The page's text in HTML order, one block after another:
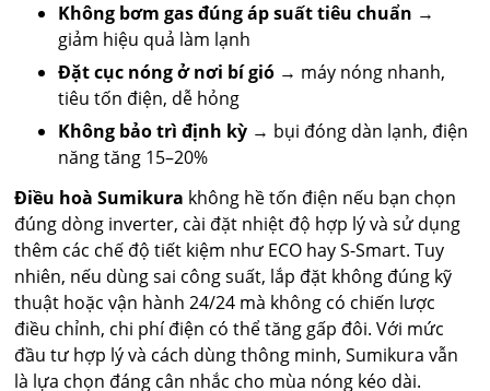
Không bơm gas đúng áp suất tiêu chuẩn →
giảm hiệu quả làm lạnh
Đặt cục nóng ở nơi bí gió → máy nóng nhanh,
tiêu tốn điện, dễ hỏng
Không bảo trì định kỳ → bụi đóng dàn lạnh, điện
năng tăng 15–20%
Điều hoà Sumikura không hề tốn điện nếu bạn chọn
đúng dòng inverter, cài đặt nhiệt độ hợp lý và sử dụng
thêm các chế độ tiết kiệm như ECO hay S-Smart. Tuy
nhiên, nếu dùng sai công suất, lắp đặt không đúng kỹ
thuật hoặc vận hành 24/24 mà không có chiến lược
điều chỉnh, chi phí điện có thể tăng gấp đôi. Với mức
đầu tư hợp lý và cách dùng thông minh, Sumikura vẫn
là lựa chọn đáng cân nhắc cho mùa nóng kéo dài.